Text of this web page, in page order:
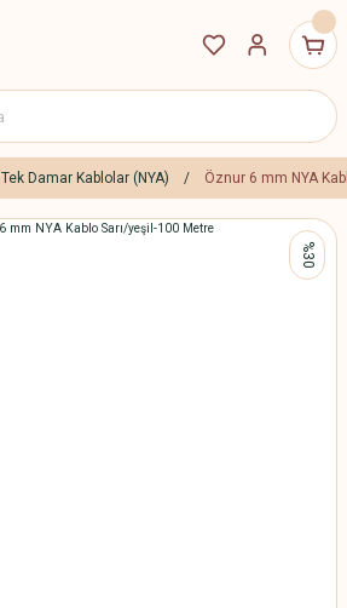
Tek Damar Kablolar (NYA) Öznur 6 mm NYA
%30